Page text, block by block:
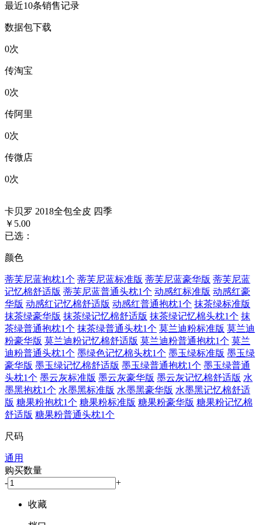
最近10条销售记录
数据包下载
0次
传淘宝
0次
传阿里
0次
传微店
0次
卡贝罗 2018全包全皮 四季
￥5.00
已选：
颜色
蒂芙尼蓝抱枕1个 蒂芙尼蓝标准版 蒂芙尼蓝豪华版 蒂芙尼蓝
记忆棉舒适版 蒂芙尼蓝普通头枕1个 动感红标准版 动感红豪
华版 动感红记忆棉舒适版 动感红普通抱枕1个 抹茶绿标准版
抹茶绿豪华版 抹茶绿记忆棉舒适版 抹茶绿记忆棉头枕1个 抹
茶绿普通抱枕1个 抹茶绿普通头枕1个 莫兰迪粉标准版 莫兰迪
粉豪华版 莫兰迪粉记忆棉舒适版 莫兰迪粉普通抱枕1个 莫兰
迪粉普通头枕1个 墨绿色记忆棉头枕1个 墨玉绿标准版 墨玉绿
豪华版 墨玉绿记忆棉舒适版 墨玉绿普通抱枕1个 墨玉绿普通
头枕1个 墨云灰标准版 墨云灰豪华版 墨云灰记忆棉舒适版 水
墨黑抱枕1个 水墨黑标准版 水墨黑豪华版 水墨黑记忆棉舒适
版 糖果粉抱枕1个 糖果粉标准版 糖果粉豪华版 糖果粉记忆棉
舒适版 糖果粉普通头枕1个
尺码
通用
购买数量
-
+
收藏